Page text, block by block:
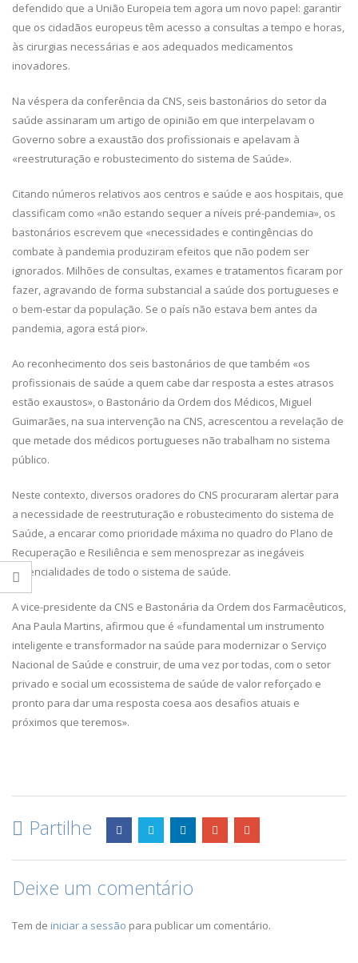
defendido que a União Europeia tem agora um novo papel: garantir
que os cidadãos europeus têm acesso a consultas a tempo e horas,
às cirurgias necessárias e aos adequados medicamentos
inovadores.
Na véspera da conferência da CNS, seis bastonários do setor da
saúde assinaram um artigo de opinião em que interpelavam o
Governo sobre a exaustão dos profissionais e apelavam à
«reestruturação e robustecimento do sistema de Saúde».
Citando números relativos aos centros e saúde e aos hospitais, que
classificam como «não estando sequer a níveis pré-pandemia», os
bastonários escrevem que «necessidades e contingências do
combate à pandemia produziram efeitos que não podem ser
ignorados. Milhões de consultas, exames e tratamentos ficaram por
fazer, agravando de forma substancial a saúde dos portugueses e
o bem-estar da população. Se o país não estava bem antes da
pandemia, agora está pior».
Ao reconhecimento dos seis bastonários de que também «os
profissionais de saúde a quem cabe dar resposta a estes atrasos
estão exaustos», o Bastonário da Ordem dos Médicos, Miguel
Guimarães, na sua intervenção na CNS, acrescentou a revelação de
que metade dos médicos portugueses não trabalham no sistema
público.
Neste contexto, diversos oradores do CNS procuraram alertar para
a necessidade de reestruturação e robustecimento do sistema de
Saúde, a encarar como prioridade máxima no quadro do Plano de
Recuperação e Resiliência e sem menosprezar as inegáveis
potencialidades de todo o sistema de saúde.
A vice-presidente da CNS e Bastonária da Ordem dos Farmacêuticos,
Ana Paula Martins, afirmou que é «fundamental um instrumento
inteligente e transformador na saúde para modernizar o Serviço
Nacional de Saúde e construir, de uma vez por todas, com o setor
privado e social um ecossistema de saúde de valor reforçado e
pronto para dar uma resposta coesa aos desafios atuais e
próximos que teremos».
Partilhe
Deixe um comentário
Tem de iniciar a sessão para publicar um comentário.